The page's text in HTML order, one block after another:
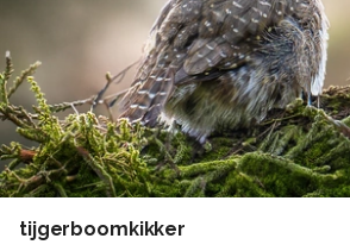
tijgerboomkikker